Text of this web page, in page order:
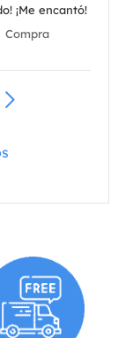
¡Me encantó!
Compra